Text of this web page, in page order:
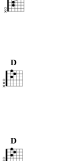
D
D